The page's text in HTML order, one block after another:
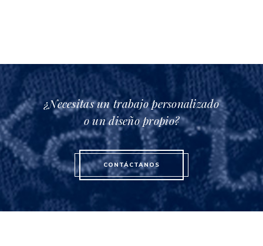
¿Necesitas un trabajo personalizado
o un diseño propio?
CONTÁCTANOS